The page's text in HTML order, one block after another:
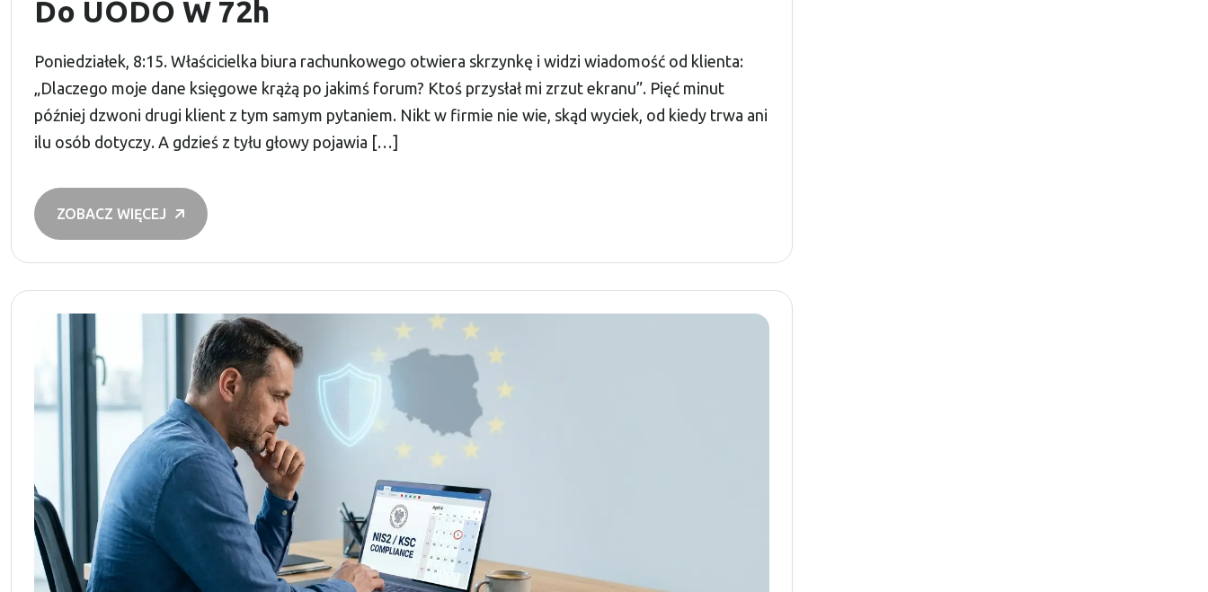
Do UODO W 72h
Poniedziałek, 8:15. Właścicielka biura rachunkowego otwiera skrzynkę i widzi wiadomość od klienta:
„Dlaczego moje dane księgowe krążą po jakimś forum? Ktoś przysłał mi zrzut ekranu”. Pięć minut
później dzwoni drugi klient z tym samym pytaniem. Nikt w firmie nie wie, skąd wyciek, od kiedy trwa ani
ilu osób dotyczy. A gdzieś z tyłu głowy pojawia […]
ZOBACZ WIĘCEJ